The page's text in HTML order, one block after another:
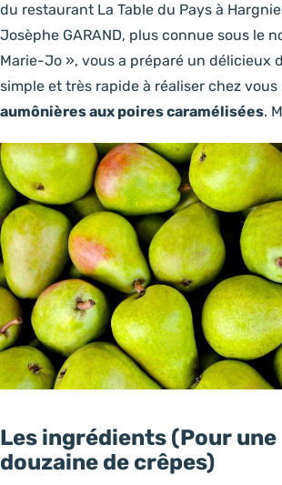
du restaurant La Table du Pays à
Josèphe GARAND, plus connue sous le
Marie-Jo », vous a préparé un délicieux
simple et très rapide à réaliser chez vous
aumônières aux poires caramélisées.
Les ingrédients (Pour une
douzaine de crêpes)